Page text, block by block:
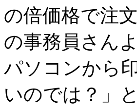
の倍価格で注
の事務員さん
パソコンから
いのでは？」